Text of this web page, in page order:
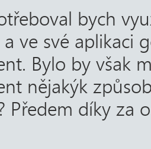
bych
a ve své aplikaci
Bylo by však
nějakýk
Předem díky za